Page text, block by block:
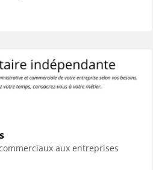
aux entreprises